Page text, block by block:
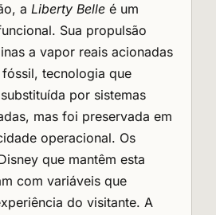
a Liberty Belle é um
Sua propulsão
a vapor reais acionadas
tecnologia que
por sistemas
mas foi preservada em
operacional. Os
que mantêm esta
com variáveis que
do visitante. A